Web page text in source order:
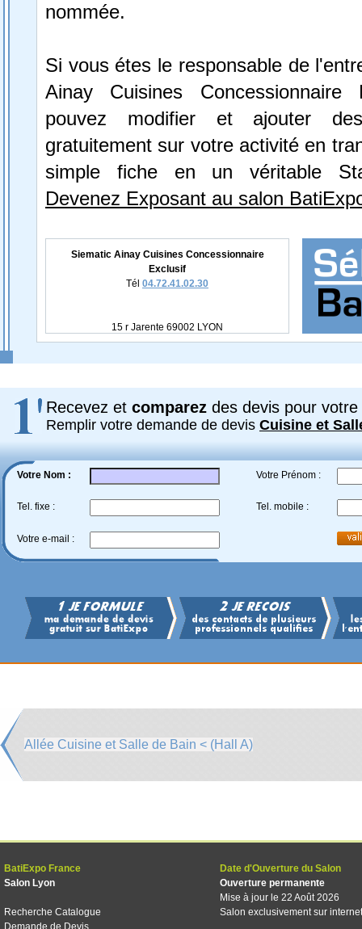
nommée.
Si vous étes le responsable de
Ainay Cuisines Concessionnaire
pouvez modifier et ajouter
gratuitement sur votre activité en
simple fiche en un véritable
Devenez Exposant au salon
Siematic Ainay Cuisines Concessionnaire
Exclusif
Tél 04.72.41.02.30
15 r Jarente 69002 LYON
Recevez et comparez des devis pour votre
Remplir votre demande de devis Cuisine et
Votre Nom : Votre Prénom :
Tel. fixe : Tel. mobile :
Votre e-mail :
Allée Cuisine et Salle de Bain < (Hall A)
BatiExpo France
Salon Lyon
Recherche Catalogue
Demande de Devis
Date d'Ouverture du Salon
Ouverture permanente
Mise à jour le 22 Août 2026
Salon exclusivement sur internet